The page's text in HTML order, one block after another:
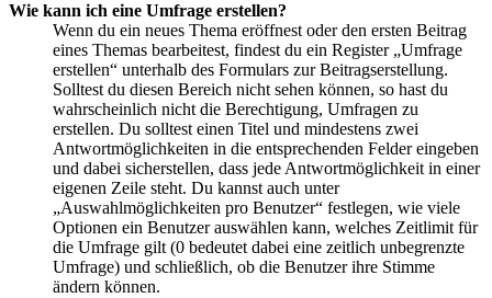
Wie kann ich eine Umfrage erstellen?
Wenn du ein neues Thema eröffnest oder den ersten Beitrag
eines Themas bearbeitest, findest du ein Register „Umfrage
erstellen“ unterhalb des Formulars zur Beitragserstellung.
Solltest du diesen Bereich nicht sehen können, so hast du
wahrscheinlich nicht die Berechtigung, Umfragen zu
erstellen. Du solltest einen Titel und mindestens zwei
Antwortmöglichkeiten in die entsprechenden Felder eingeben
und dabei sicherstellen, dass jede Antwortmöglichkeit in einer
eigenen Zeile steht. Du kannst auch unter
„Auswahlmöglichkeiten pro Benutzer“ festlegen, wie viele
Optionen ein Benutzer auswählen kann, welches Zeitlimit für
die Umfrage gilt (0 bedeutet dabei eine zeitlich unbegrenzte
Umfrage) und schließlich, ob die Benutzer ihre Stimme
ändern können.